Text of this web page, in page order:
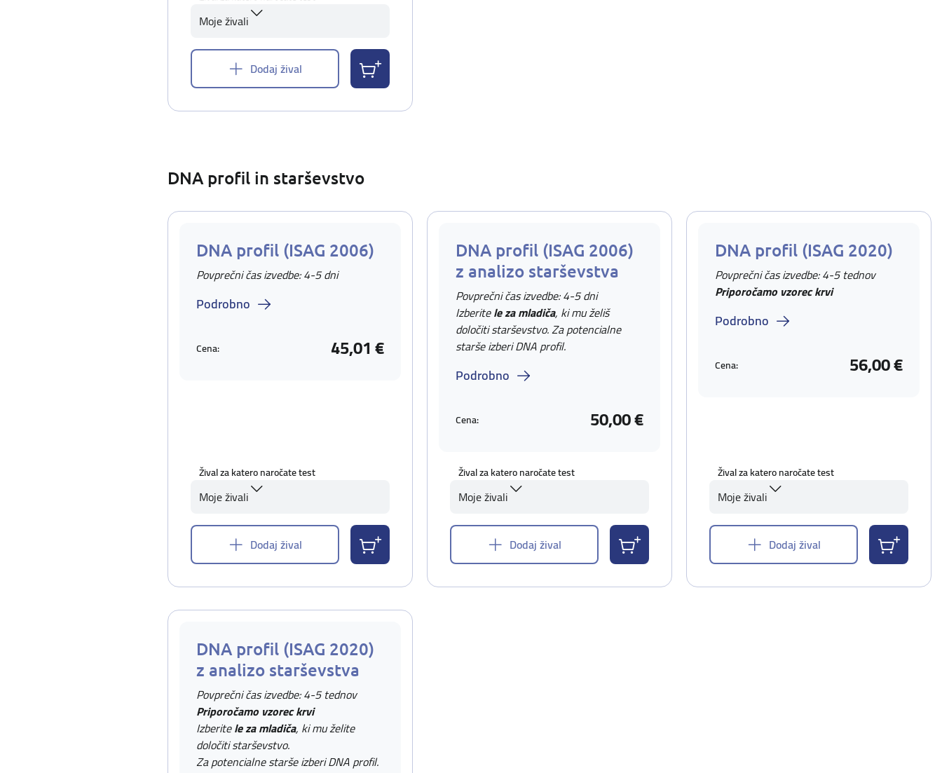
Moje živali
Dodaj žival
DNA profil in starševstvo
DNA profil (ISAG 2006)
Povprečni čas izvedbe: 4-5 dni
Podrobno
Cena: 45,01 €
Žival za katero naročate test
Moje živali
Dodaj žival
DNA profil (ISAG 2006)
z analizo starševstva
Povprečni čas izvedbe: 4-5 dni
Izberitele za mladiča, ki mu želiš
določiti starševstvo. Za potencialne
starše izberi DNA profil.
Podrobno
Cena: 50,00 €
Žival za katero naročate test
Moje živali
Dodaj žival
DNA profil (ISAG 2020)
Povprečni čas izvedbe: 4-5 tednov
Priporočamo vzorec krvi
Podrobno
Cena: 56,00 €
Žival za katero naročate test
Moje živali
Dodaj žival
DNA profil (ISAG 2020)
z analizo starševstva
Povprečni čas izvedbe: 4-5 tednov
Priporočamo vzorec krvi
Izberitele za mladiča, ki mu želite
določiti starševstvo.
Za potencialne starše izberi DNA profil.